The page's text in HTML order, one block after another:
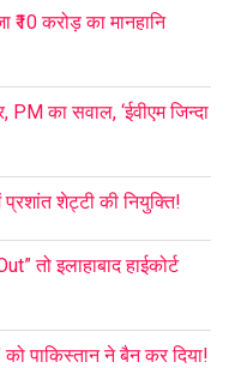
₹10 करोड़ का मानहानि
का सवाल, ‘ईवीएम जिन्दा
शेट्टी की नियुक्ति!
तो इलाहाबाद हाईकोर्ट
पाकिस्तान ने बैन कर दिया!